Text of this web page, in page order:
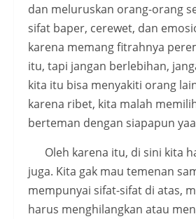
dan meluruskan orang-orang
sifat baper, cerewet, dan
karena memang fitrahnya
itu, tapi jangan berlebihan,
kita itu bisa menyakiti orang
karena ribet, kita malah
berteman dengan siapapun
Oleh karena itu, di sini kita
juga. Kita gak mau temenan
mempunyai sifat-sifat di atas,
harus menghilangkan atau